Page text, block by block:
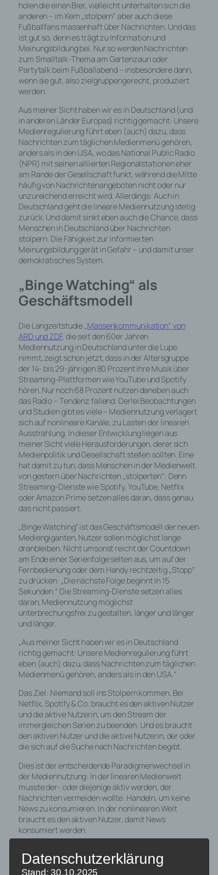
holen die einen Bier, vielleicht unterhalten sich die
anderen – im Kern „stolpern“ aber auch diese
Fußballfans massenhaft über Nachrichten. Und das
ist gut so, denn es trägt zu Information und
Meinungsbildung bei. Nur so werden Nachrichten
zum Smalltalk-Thema am Gartenzaun oder
Partytalk beim Fußballabend – insbesondere dann,
wenn sie gut, also zielgruppengerecht, produziert
werden.
Aus meiner Sicht haben wir es in Deutschland (und
in anderen Länder Europas) richtig gemacht: Unsere
Medienregulierung führt eben (auch) dazu, dass
Nachrichten zum täglichen Medienmenü gehören,
anders als in den USA, wo das National Public Radio
(NPR) mit seinen alliierten Regionalstationen eher
am Rande der Gesellschaft funkt, während die Mitte
häufig von Nachrichtenangeboten nicht oder nur
unzureichend erreicht wird. Allerdings: Auch in
Deutschland geht die lineare Mediennutzung stetig
zurück. Und damit sinkt eben auch die Chance, dass
Menschen in Deutschland über Nachrichten
stolpern. Die Fähigkeit zur informierten
Meinungsbildung gerät in Gefahr – und damit unser
demokratisches System.
„Binge Watching“ als
Geschäftsmodell
Die Langzeitstudie„Massenkommunikation“ von
ARD und ZDF, die seit den 60er Jahren
Mediennutzung in Deutschland unter die Lupe
nimmt, zeigt schon jetzt, dass in der Altersgruppe
der 14- bis 29-jährigen 80 Prozent ihre Musik über
Streaming-Plattformen wie YouTube und Spotify
hören. Nur noch 68 Prozent nutzen daneben auch
das Radio – Tendenz fallend. Derlei Beobachtungen
und Studien gibt es viele – Mediennutzung verlagert
sich auf nonlineare Kanäle, zu Lasten der linearen
Ausstrahlung. In dieser Entwicklung liegen aus
meiner Sicht viele Herausforderungen, derer sich
Medienpolitik und Gesellschaft stellen sollten. Eine
hat damit zu tun, dass Menschen in der Medienwelt
von gestern über Nachrichten „stolperten“: Denn
Streaming-Dienste wie Spotify, YouTube, Netflix
oder Amazon Prime setzen alles daran, dass genau
das nicht passiert.
„Binge Watching“ ist das Geschäftsmodell der neuen
Mediengiganten, Nutzer sollen möglichst lange
dranbleiben. Nicht umsonst reicht der Countdown
am Ende einer Serienfolge selten aus, um auf der
Fernbedienung oder dem Handy rechtzeitig „Stopp“
zu drücken: „Die nächste Folge beginnt in 15
Sekunden.“ Die Streaming-Dienste setzen alles
daran, Mediennutzung möglichst
unterbrechungsfrei zu gestalten, länger und länger
und länger.
„Aus meiner Sicht haben wir es in Deutschland
richtig gemacht: Unsere Medienregulierung führt
eben (auch) dazu, dass Nachrichten zum täglichen
Medienmenü gehören, anders als in den USA.“
Das Ziel: Niemand soll ins Stolpern kommen. Bei
Netflix, Spotify & Co. braucht es den aktiven Nutzer
und die aktive Nutzerin, um den Stream der
immergleichen Serien zu beenden. Und es braucht
den aktiven Nutzer und die aktive Nutzerin, der oder
die sich auf die Suche nach Nachrichten begibt.
Dies ist der entscheidende Paradigmenwechsel in
der Mediennutzung: In der linearen Medienwelt
musste der- oder diejenige aktiv werden, der
Nachrichten vermeiden wollte: Handeln, um keine
News zu konsumieren. In der nonlinearen Welt
braucht es den aktiven Nutzer, damit News
konsumiert werden.
Meinungsvielfalt und
Informationsfreiheit in
Datenschutzerklärung
Stand: 30.10.2025